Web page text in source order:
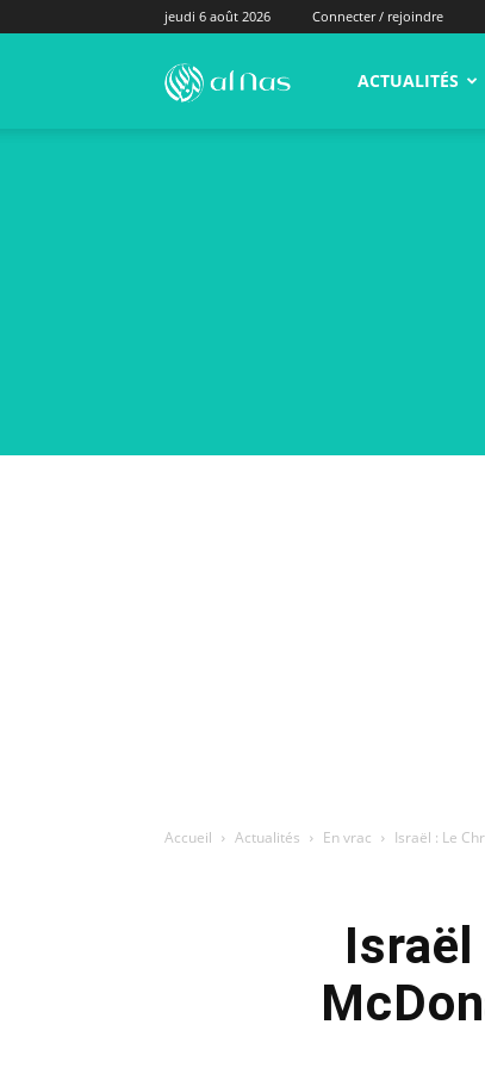
jeudi 6 août 2026 Connecter / rejoindre
alNas.fr ACTUALITÉS
Accueil Actualités En vrac Israël : Le